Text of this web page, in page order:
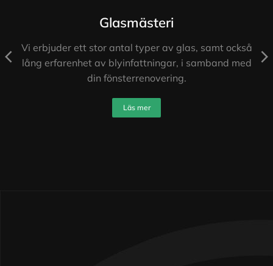
Glasmästeri
Vi erbjuder ett stor antal typer av glas, samt också
lång erfarenhet av blyinfattningar, i samband med
din fönsterrenovering.
Läs mer